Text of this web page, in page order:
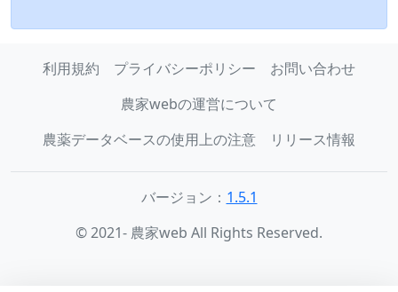
利用規約 プライバシーポリシー
お問い合わせ
農家webの運営について
農薬データベースの使用上の注意
リリース情報
バージョン： 1.5.1
© 2021- 農家web All Rights Reserved.